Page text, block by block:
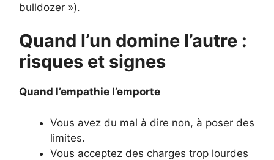
bulldozer »).
Quand l’un domine l’autre :
risques et signes
Quand l’empathie l’emporte
Vous avez du mal à dire non, à poser des
limites.
Vous acceptez des charges trop lourdes